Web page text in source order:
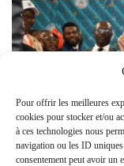
Pour offrir les meilleures
cookies pour stocker et/ou
à ces technologies nous
navigation ou les ID
consentement peut avoir un